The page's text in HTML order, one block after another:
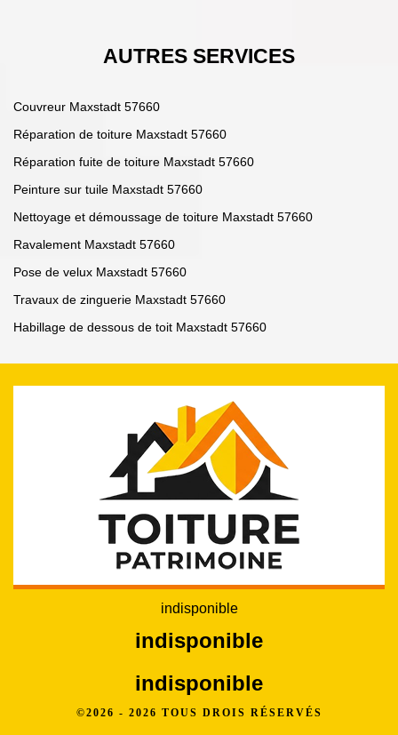
AUTRES SERVICES
Couvreur Maxstadt 57660
Réparation de toiture Maxstadt 57660
Réparation fuite de toiture Maxstadt 57660
Peinture sur tuile Maxstadt 57660
Nettoyage et démoussage de toiture Maxstadt 57660
Ravalement Maxstadt 57660
Pose de velux Maxstadt 57660
Travaux de zinguerie Maxstadt 57660
Habillage de dessous de toit Maxstadt 57660
indisponible
indisponible
indisponible
©2026 - 2026 TOUS DROIS RÉSERVÉS